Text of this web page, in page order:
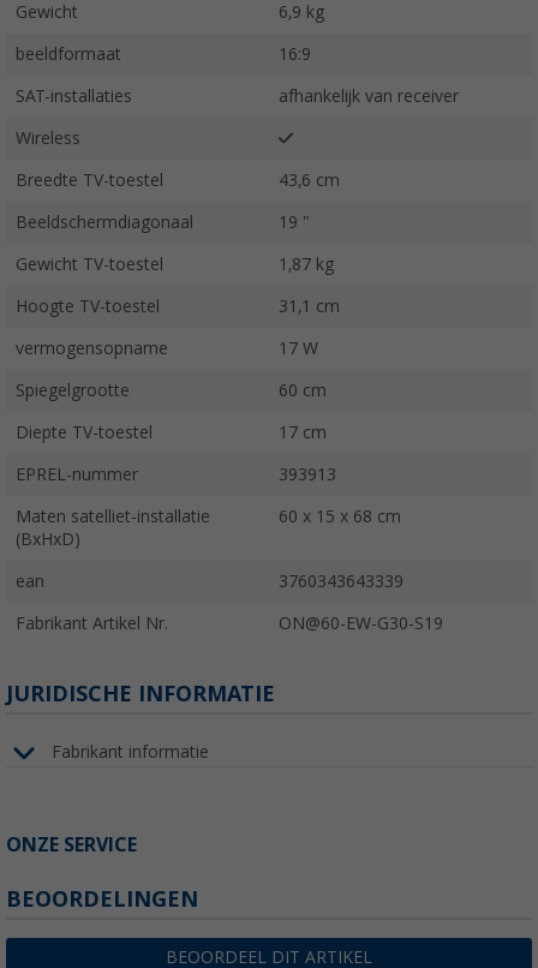
Gewicht 6,9 kg
beeldformaat 16:9
SAT-installaties afhankelijk van receiver
Wireless
Breedte TV-toestel 43,6 cm
Beeldschermdiagonaal 19 "
Gewicht TV-toestel 1,87 kg
Hoogte TV-toestel 31,1 cm
vermogensopname 17 W
Spiegelgrootte 60 cm
Diepte TV-toestel 17 cm
EPREL-nummer 393913
Maten satelliet-installatie
(BxHxD)
60 x 15 x 68 cm
ean 3760343643339
Fabrikant Artikel Nr. ON@60-EW-G30-S19
JURIDISCHE INFORMATIE
Fabrikant informatie
ONZE SERVICE
BEOORDELINGEN
BEOORDEEL DIT ARTIKEL